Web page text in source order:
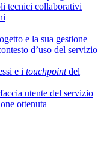
tecnici collaborativi
e la sua gestione
d’uso del servizio
e i touchpointdel
utente del servizio
ottenuta